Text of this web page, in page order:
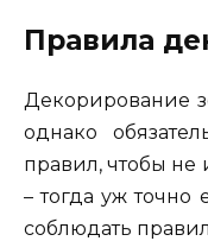
Правила
Декорирование
однако
правил, чтобы не
– тогда уж точно
соблюдать